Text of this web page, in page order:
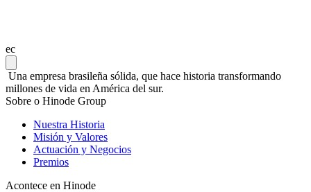
ec
Una empresa brasileña sólida, que hace historia transformando
millones de vida en América del sur.
Sobre o Hinode Group
Nuestra Historia
Misión y Valores
Actuación y Negocios
Premios
Acontece en Hinode